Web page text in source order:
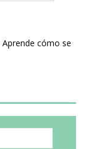
Aprende cómo se